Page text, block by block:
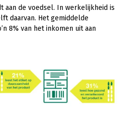
en zomerbloemen
aan de voedsel. In werkelijkheid is
daarvan. Het gemiddelde
8% van het inkomen uit aan